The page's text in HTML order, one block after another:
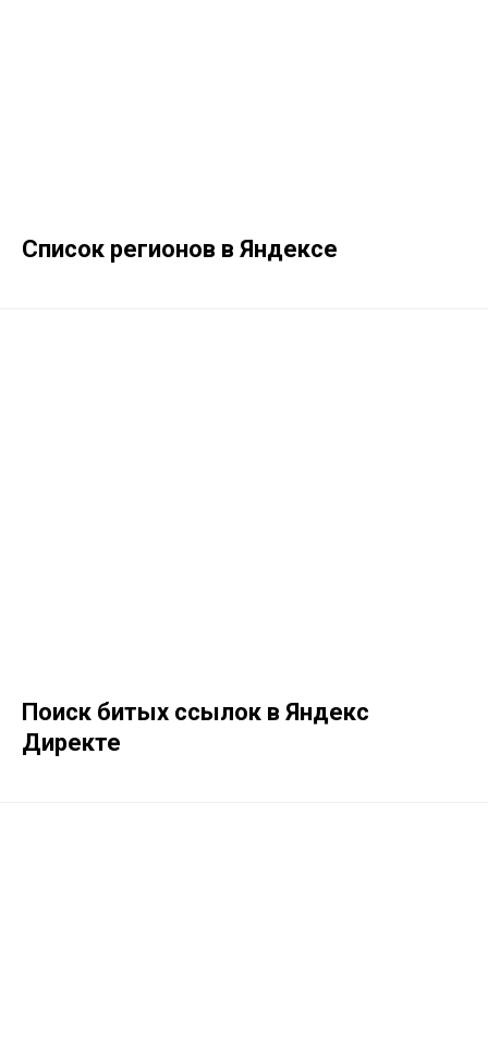
Список регионов в Яндексе
Поиск битых ссылок в Яндекс
Директе